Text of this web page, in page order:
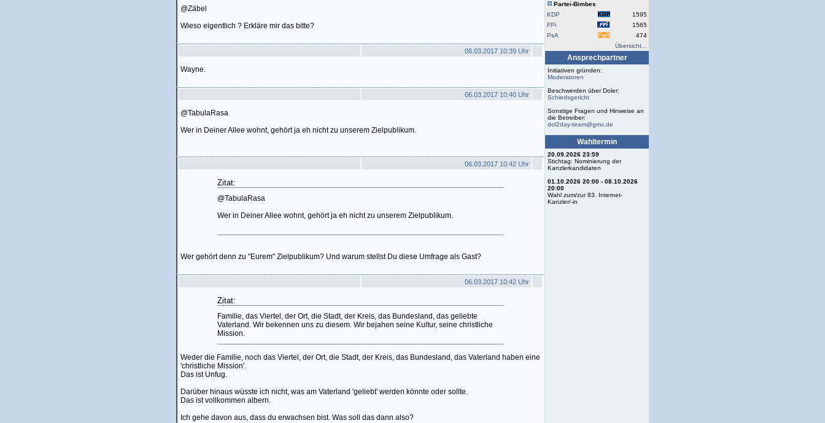
@Zäbel
Wieso eigentlich ? Erkläre mir das bitte?
06.03.2017 10:39 Uhr
Wayne.
06.03.2017 10:40 Uhr
@TabulaRasa
Wer in Deiner Allee wohnt, gehört ja eh nicht zu unserem Zielpublikum.
06.03.2017 10:42 Uhr
Zitat:
@TabulaRasa
Wer in Deiner Allee wohnt, gehört ja eh nicht zu unserem Zielpublikum.
Wer gehört denn zu "Eurem" Zielpublikum? Und warum stellst Du diese Umfrage als Gast?
06.03.2017 10:42 Uhr
Zitat:
Familie, das Viertel, der Ort, die Stadt, der Kreis, das Bundesland, das geliebte
Vaterland. Wir bekennen uns zu diesem. Wir bejahen seine Kultur, seine christliche
Mission.
Weder die Familie, noch das Viertel, der Ort, die Stadt, der Kreis, das Bundesland, das Vaterland haben eine
'christliche Mission'.
Das ist Unfug.
Darüber hinaus wüsste ich nicht, was am Vaterland 'geliebt' werden könnte oder sollte.
Das ist vollkommen albern.
Ich gehe davon aus, dass du erwachsen bist. Was soll das dann also?
Partei-Bimbes
KDP
1595
FPi
1565
PsA
474
Übersicht...
Ansprechpartner
Initiativen gründen:
Moderatoren
Beschwerden über Doler:
Schiedsgericht
Sonstige Fragen und Hinweise an
die Betreiber:
dol2day-team@gmx.de
Wahltermin
20.09.2026 23:59
Stichtag: Nominierung der
Kanzlerkandidaten
01.10.2026 20:00 - 08.10.2026
20:00
Wahl zum/zur 83. Internet-
Kanzler/-in